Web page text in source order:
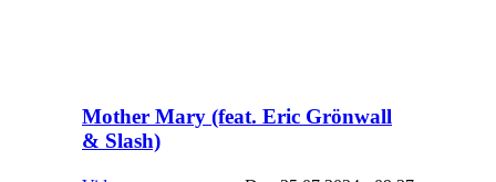
Mother Mary (feat. Eric Grönwall
& Slash)